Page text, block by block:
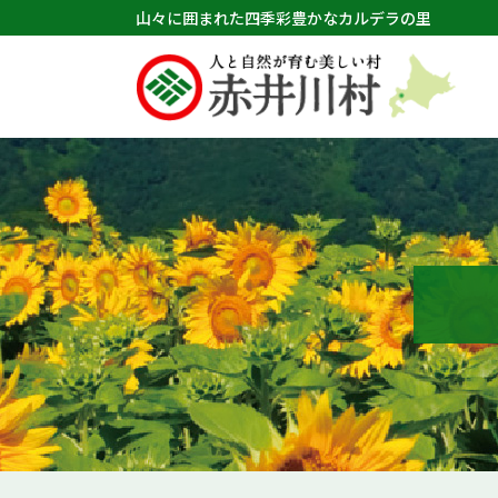
山々に囲まれた四季彩豊かなカルデラの里